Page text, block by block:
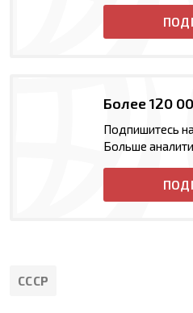
Более 120
Подпишитесь на
Больше
СССР